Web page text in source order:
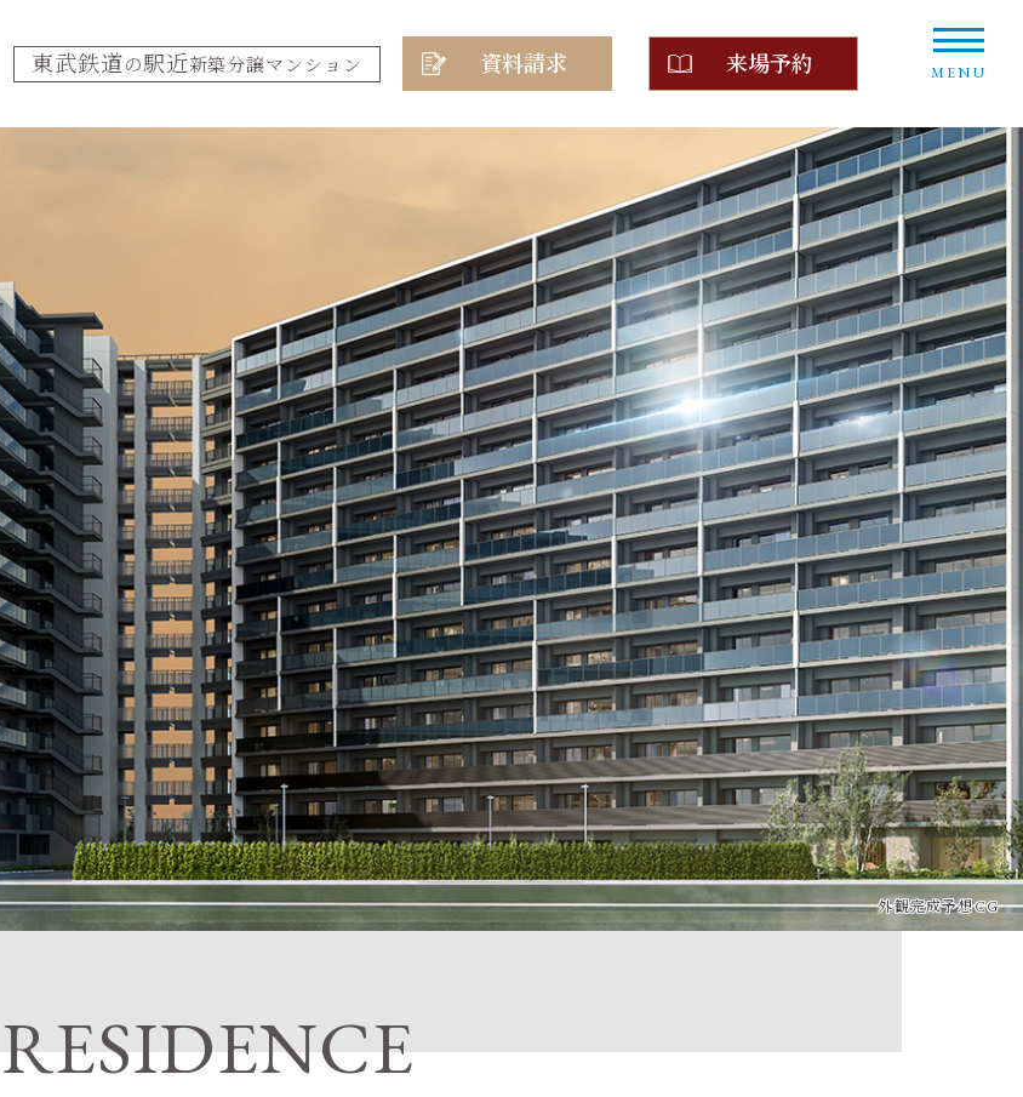
資料請求 来場予約 MENU
東武鉄道の駅近新築分譲マンション
外観完成予想CG
RESIDENCE